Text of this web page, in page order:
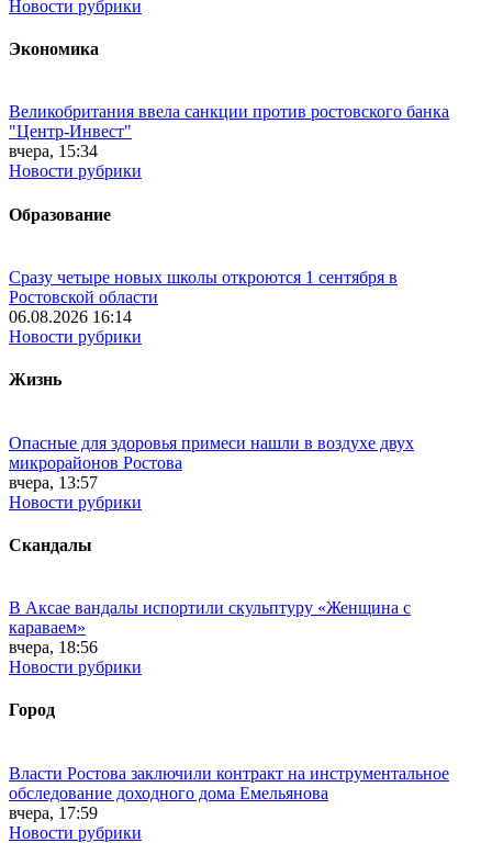
Новости рубрики
Экономика
Великобритания ввела санкции против ростовского банка
"Центр-Инвест"
вчера, 15:34
Новости рубрики
Образование
Сразу четыре новых школы откроются 1 сентября в
Ростовской области
06.08.2026 16:14
Новости рубрики
Жизнь
Опасные для здоровья примеси нашли в воздухе двух
микрорайонов Ростова
вчера, 13:57
Новости рубрики
Скандалы
В Аксае вандалы испортили скульптуру «Женщина с
караваем»
вчера, 18:56
Новости рубрики
Город
Власти Ростова заключили контракт на инструментальное
обследование доходного дома Емельянова
вчера, 17:59
Новости рубрики